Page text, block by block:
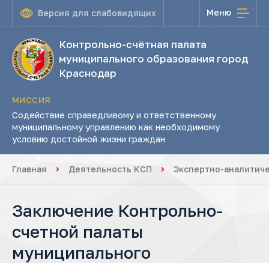
Версия для слабовидящих Меню
Контрольно-счётная палата
муниципального образования город
Краснодар
МИССИЯ
Содействие справедливому и ответственному
муниципальному управлению как необходимому
условию достойной жизни граждан
Главная Деятельность КСП Экспертно-
Заключение Контрольно-
счетной палаты
муниципального